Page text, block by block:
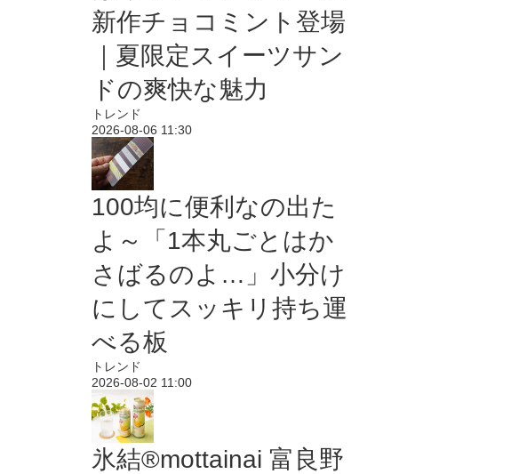
新作チョコミント登場
｜夏限定スイーツサン
ドの爽快な魅力
トレンド
2026-08-06 11:30
100均に便利なの出た
よ～「1本丸ごとはか
さばるのよ…」小分け
にしてスッキリ持ち運
べる板
トレンド
2026-08-02 11:00
氷結®mottainai 富良野